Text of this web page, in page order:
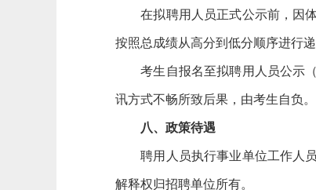
在拟聘用人员正式公示前，因体
按照总成绩从高分到低分顺序进行
考生自报名至拟聘用人员公示（
讯方式不畅所致后果，由考生自负。
八、政策待遇
聘用人员执行事业单位工作人员
解释权归招聘单位所有。